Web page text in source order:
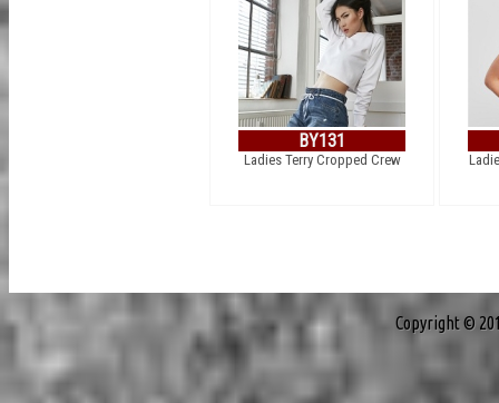
BY131
Ladies Terry Cropped Crew
Copyright ©